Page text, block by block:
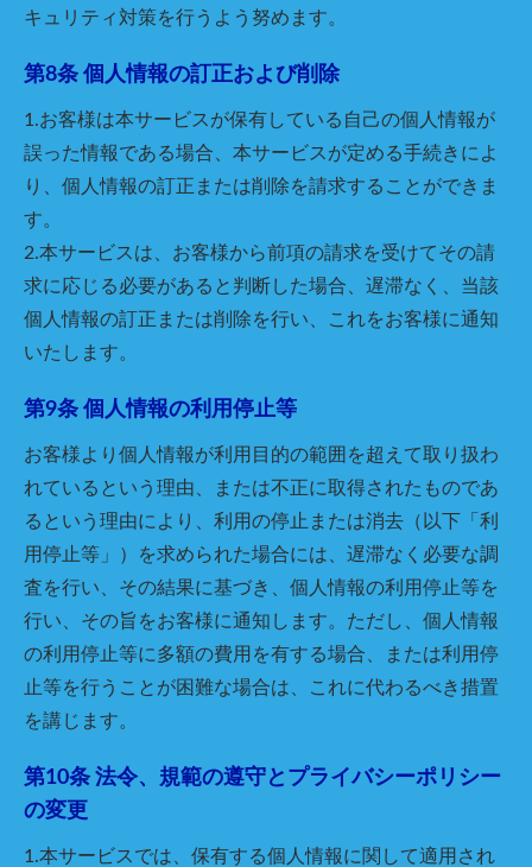
キュリティ対策を行うよう努めます。
第8条 個人情報の訂正および削除
1.お客様は本サービスが保有している自己の個人情報が
誤った情報である場合、本サービスが定める手続きによ
り、個人情報の訂正または削除を請求することができま
す。
2.本サービスは、お客様から前項の請求を受けてその請
求に応じる必要があると判断した場合、遅滞なく、当該
個人情報の訂正または削除を行い、これをお客様に通知
いたします。
第9条 個人情報の利用停止等
お客様より個人情報が利用目的の範囲を超えて取り扱わ
れているという理由、または不正に取得されたものであ
るという理由により、利用の停止または消去（以下「利
用停止等」）を求められた場合には、遅滞なく必要な調
査を行い、その結果に基づき、個人情報の利用停止等を
行い、その旨をお客様に通知します。ただし、個人情報
の利用停止等に多額の費用を有する場合、または利用停
止等を行うことが困難な場合は、これに代わるべき措置
を講じます。
第10条 法令、規範の遵守とプライバシーポリシー
の変更
1.本サービスでは、保有する個人情報に関して適用され